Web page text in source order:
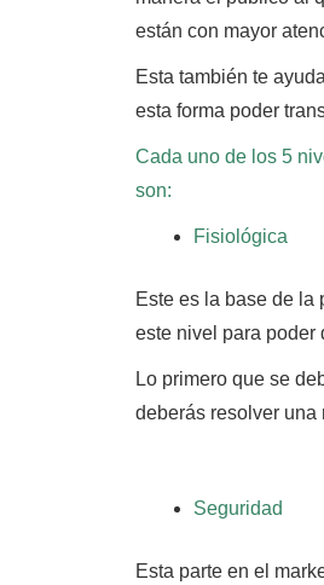
están con mayor
Esta también te
esta forma poder
Cada uno de los 5
son:
Fisiológica
Este es la base de
este nivel para poder
Lo primero que se
deberás resolver una
Seguridad
Esta parte en el